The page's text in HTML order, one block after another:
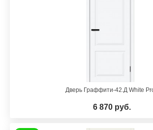
Дверь Граффити-42.Д White
6 870 руб.